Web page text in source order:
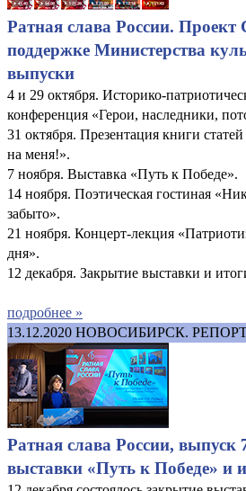
Ратная слава России.
поддержке Министерства
выпуски
4 и 29 октября. Историко-
конференция «Герои, наследники,
31 октября. Презентация книги
на меня!».
7 ноября. Выставка «Путь к Победе».
14 ноября. Поэтическая гостиная
забыто».
21 ноября. Концерт-лекция
дня».
12 декабря. Закрытие выставки и
подробнее »
13.12.2020 НОВОСИБИРСК.
Ратная слава России, выпуск
выставки «Путь к Победе» и